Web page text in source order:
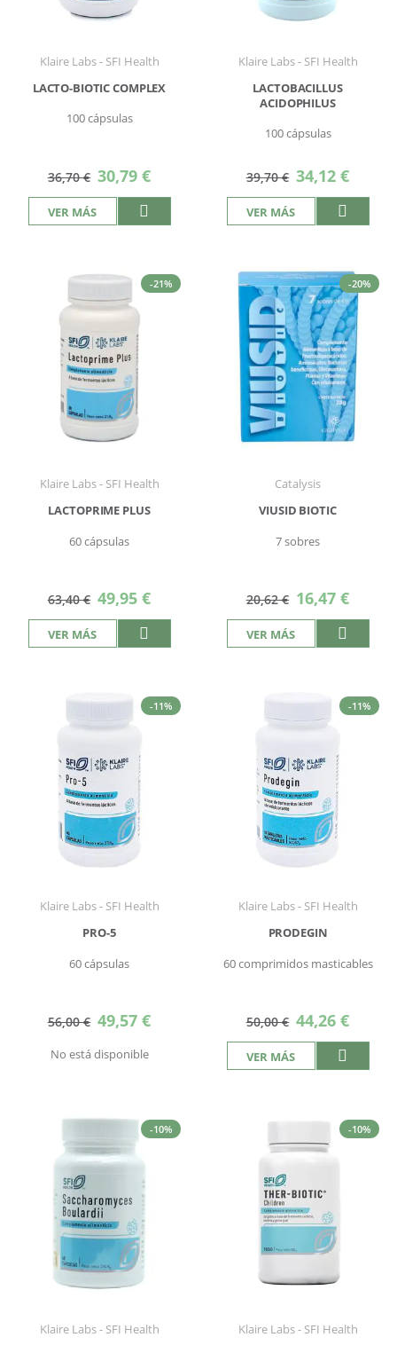
Klaire Labs - SFI Health
LACTO-BIOTIC COMPLEX
100 cápsulas
36,70 € Precio
especial
30,79 €
VER MÁS
Klaire Labs - SFI Health
LACTOBACILLUS
ACIDOPHILUS
100 cápsulas
39,70 € Precio
especial
34,12 €
VER MÁS
-21%
Klaire Labs - SFI Health
LACTOPRIME PLUS
60 cápsulas
63,40 € Precio
especial
49,95 €
VER MÁS
-20%
Catalysis
VIUSID BIOTIC
7 sobres
20,62 € Precio
especial
16,47 €
VER MÁS
-11%
Klaire Labs - SFI Health
PRO-5
60 cápsulas
56,00 € Precio
especial
49,57 €
No está disponible
-11%
Klaire Labs - SFI Health
PRODEGIN
60 comprimidos masticables
50,00 € Precio
especial
44,26 €
VER MÁS
-10%
Klaire Labs - SFI Health
-10%
Klaire Labs - SFI Health